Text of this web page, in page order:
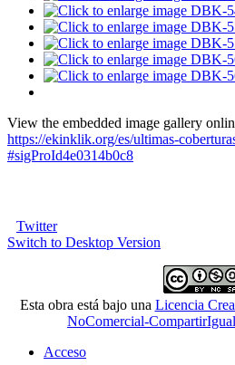
View the embedded image gallery
https://ekinklik.org/es/ultimas-
#sigProId4e0314b0c8
Twitter
Switch to Desktop Version
Esta obra está bajo una Licencia
NoComercial-
Acceso